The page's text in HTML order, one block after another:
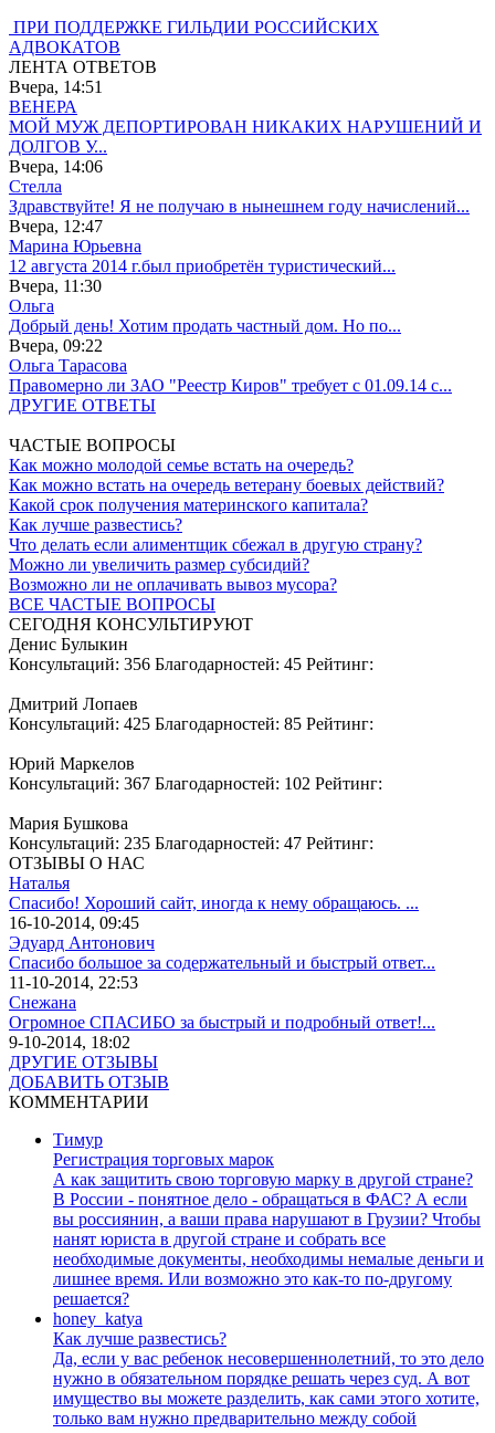
ПРИ ПОДДЕРЖКЕ ГИЛЬДИИ РОССИЙСКИХ
АДВОКАТОВ
ЛЕНТА ОТВЕТОВ
Вчера, 14:51
ВЕНЕРА
МОЙ МУЖ ДЕПОРТИРОВАН НИКАКИХ НАРУШЕНИЙ И
ДОЛГОВ У...
Вчера, 14:06
Стелла
Здравствуйте! Я не получаю в нынешнем году начислений...
Вчера, 12:47
Марина Юрьевна
12 августа 2014 г.был приобретён туристический...
Вчера, 11:30
Ольга
Добрый день! Хотим продать частный дом. Но по...
Вчера, 09:22
Ольга Тарасова
Правомерно ли ЗАО "Реестр Киров" требует с 01.09.14 с...
ДРУГИЕ ОТВЕТЫ
ЧАСТЫЕ ВОПРОСЫ
Как можно молодой семье встать на очередь?
Как можно встать на очередь ветерану боевых действий?
Какой срок получения материнского капитала?
Как лучше развестись?
Что делать если алиментщик сбежал в другую страну?
Можно ли увеличить размер субсидий?
Возможно ли не оплачивать вывоз мусора?
ВСЕ ЧАСТЫЕ ВОПРОСЫ
СЕГОДНЯ КОНСУЛЬТИРУЮТ
Денис Булыкин
Консультаций: 356 Благодарностей: 45 Рейтинг:
Дмитрий Лопаев
Консультаций: 425 Благодарностей: 85 Рейтинг:
Юрий Маркелов
Консультаций: 367 Благодарностей: 102 Рейтинг:
Мария Бушкова
Консультаций: 235 Благодарностей: 47 Рейтинг:
ОТЗЫВЫ О НАС
Наталья
Спасибо! Хороший сайт, иногда к нему обращаюсь. ...
16-10-2014, 09:45
Эдуард Антонович
Спасибо большое за содержательный и быстрый ответ...
11-10-2014, 22:53
Снежана
Огромное СПАСИБО за быстрый и подробный ответ!...
9-10-2014, 18:02
ДРУГИЕ ОТЗЫВЫ
ДОБАВИТЬ ОТЗЫВ
КОММЕНТАРИИ
Тимур
Регистрация торговых марок
А как защитить свою торговую марку в другой стране?
В России - понятное дело - обращаться в ФАС? А если
вы россиянин, а ваши права нарушают в Грузии? Чтобы
нанят юриста в другой стране и собрать все
необходимые документы, необходимы немалые деньги и
лишнее время. Или возможно это как-то по-другому
решается?
honey_katya
Как лучше развестись?
Да, если у вас ребенок несовершеннолетний, то это дело
нужно в обязательном порядке решать через суд. А вот
имущество вы можете разделить, как сами этого хотите,
только вам нужно предварительно между собой